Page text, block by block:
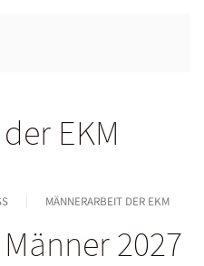
EKM
MÄNNERARBEIT DER EKM
2027